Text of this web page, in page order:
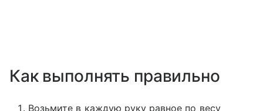
Как выполнять правильно
Возьмите в каждую руку равное по весу